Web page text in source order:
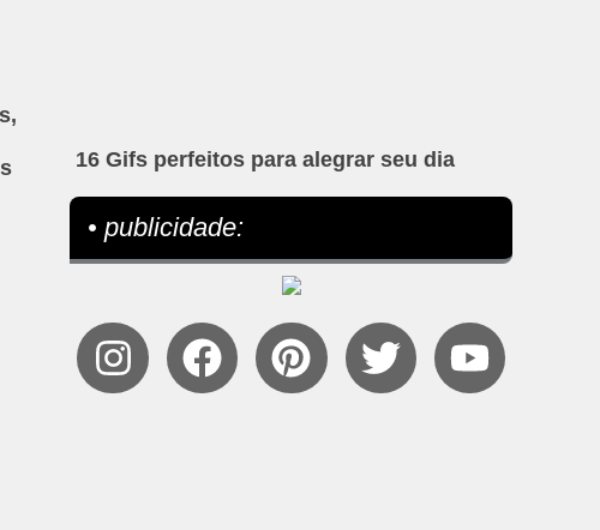
16 Gifs perfeitos para alegrar seu dia
• publicidade: